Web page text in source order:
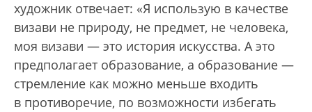
художник отвечает: «Я использую в качестве
визави не природу, не предмет, не человека,
моя визави — это история искусства. А это
предполагает образование, а образование —
стремление как можно меньше входить
в противоречие, по возможности избегать